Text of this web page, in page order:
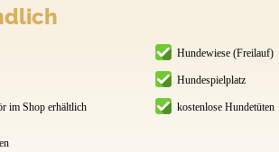
Hundewiese (Freilauf)
Hundespielplatz
im Shop erhältlich kostenlose Hundetüten